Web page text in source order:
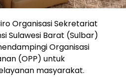
Organisasi Sekretariat
Sulawesi Barat (Sulbar)
Organisasi
(OPP) untuk
masyarakat.